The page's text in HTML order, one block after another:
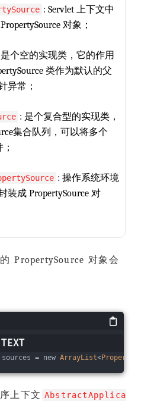
: Servlet 上下文中
对象；
个空的实现类，它的作用
类作为默认的父
异常；
: 是个复合型的实现类，
集合队列，可以将多个
: 操作系统环境
装成 PropertySource 对
PropertySource 对象会
sources = new ArrayList<
上下文 AbstractApplica